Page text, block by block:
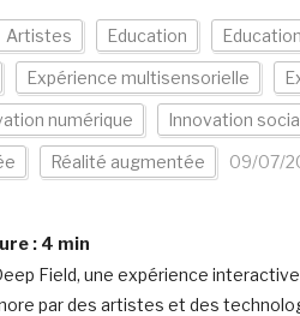
Artistes Education
Expérience multisensorielle
numérique Innovation
Réalité augmentée 09/07/
: 4 min
Field, une expérience
par des artistes et des